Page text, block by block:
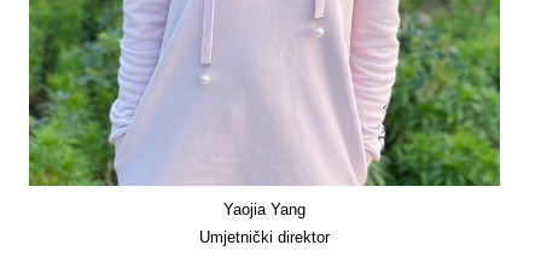
Yaojia Yang
Umjetnički direktor